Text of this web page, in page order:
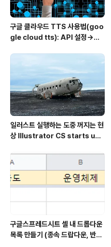
구글 클라우드 TTS 사용법(goo
gle cloud tts): API 설정→음
일러스트 실행하는 도중 꺼지는 현
상 Illustrator CS starts up
ly
구글스프레드시트 셀 내 드롭다운
목록 만들기 (종속 드랍다운, 반응